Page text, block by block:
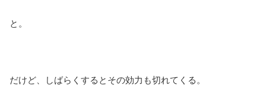
と。
だけど、しばらくするとその効力も切れてくる。